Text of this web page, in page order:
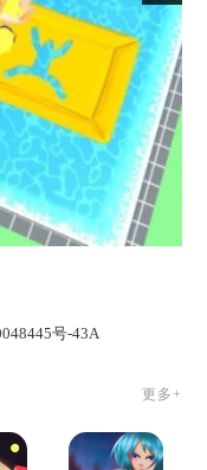
号-43A
更多+